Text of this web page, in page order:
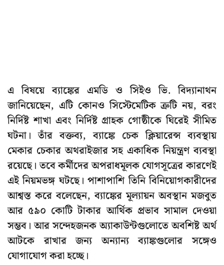
এ বিষয়ে ব্যাঙ্কের এমডি ও সিইও ভি. বিদ্যানাথন
জানিয়েছেন, এটি কোনও সিস্টেমেটিক ত্রুটি নয়, বরং
নির্দিষ্ট শাখা এবং নির্দিষ্ট গ্রাহক গোষ্ঠীকে ঘিরেই সীমিত
ঘটনা। তাঁর বক্তব্য, ব্যাঙ্কে চেক ক্লিয়ারেন্স ব্যবস্থায়
মেকার চেকার অথরাইজার সহ একাধিক নিয়ন্ত্রণ ব্যবস্থা
রয়েছে। তবে কর্মীদের অপরাধমূলক যোগসূত্রের কারণেই
এই নিয়মভঙ্গ ঘটছে। পাশাপাশি তিনি বিনিয়োগকারীদের
আশ্বস্ত করে বলেছেন, ব্যাঙ্কের মূল্যায়ন অবস্থান মজবুত
আর ৫৯০ কোটি টাকার আর্থিক প্রভাব সামাল দেওয়া
সম্ভব। আর সন্দেহজনক অ্যাকাউন্টগুলোতে অবশিষ্ট অর্থ
আটকে রাখার জন্য অন্যান্য ব্যাঙ্কগুলোর সঙ্গেও
যোগাযোগ করা হচ্ছে।